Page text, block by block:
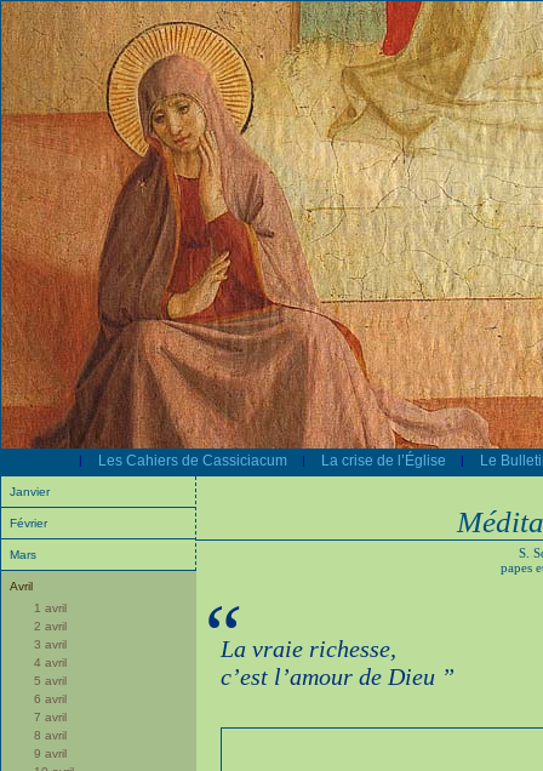
| Les Cahiers de Cassiciacum | La crise de l’Église | Le
Janvier
Février
Mars
Avril
1 avril
2 avril
3 avril
4 avril
5 avril
6 avril
7 avril
8 avril
9 avril
S.
papes
“
La vraie richesse,
c’est l’amour de Dieu ”